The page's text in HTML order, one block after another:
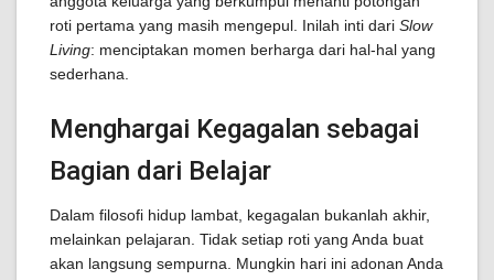
roti pertama yang masih mengepul. Inilah inti dari Slow
Living: menciptakan momen berharga dari hal-hal yang
sederhana.
Menghargai Kegagalan sebagai
Bagian dari Belajar
Dalam filosofi hidup lambat, kegagalan bukanlah akhir,
melainkan pelajaran. Tidak setiap roti yang Anda buat
akan langsung sempurna. Mungkin hari ini adonan Anda